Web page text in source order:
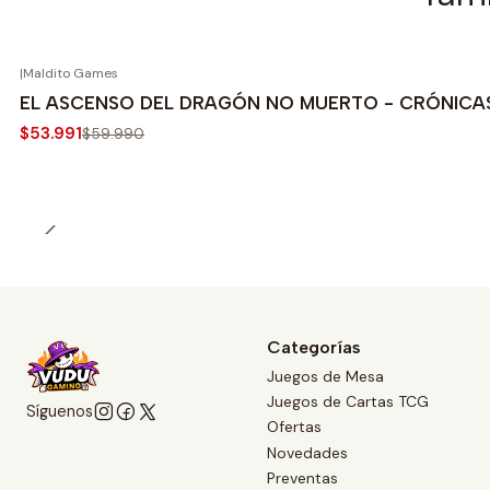
-10%
|Maldito Games
EL ASCENSO DEL DRAGÓN NO MUERTO -
$53.991$59.990
Síguenos
Categorías
Juegos de Mesa
Juegos de Cartas TCG
Ofertas
Novedades
Preventas